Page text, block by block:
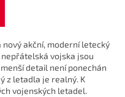
akční, moderní letecký
vojska jsou
detail není ponechán
z letadla je realný. K
vojenských letadel.